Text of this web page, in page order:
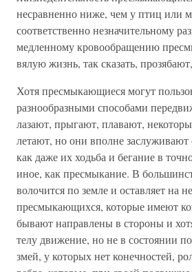
несравненно ниже, чем у птиц или
соответственно незначительному
медленному кровообращению
вялую жизнь, так сказать,
Хотя пресмыкающиеся могут
разнообразными способами
лазают, прыгают, плавают,
летают, но они вполне заслуживают
как даже их ходьба и бегание в
иное, как пресмыкание. В
волочится по земле и оставляет на
пресмыкающихся, которые имеют
бывают направлены в стороны и
телу движение, но не в состоянии
змей, у которых нет конечностей,